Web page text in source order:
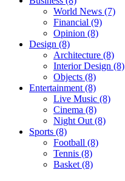
World News (7)
Financial (9)
Opinion (8)
Design (8)
Architecture (8)
Interior Design (8)
Objects (8)
Entertainment (8)
Live Music (8)
Cinema (8)
Night Out (8)
Sports (8)
Football (8)
Tennis (8)
Basket (8)